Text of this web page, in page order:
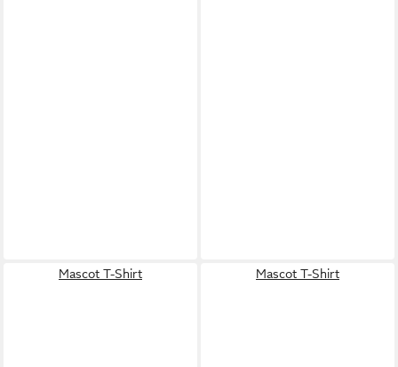
Mascot T-Shirt Mascot T-Shirt